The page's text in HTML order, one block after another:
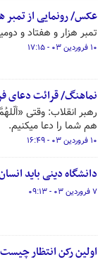
عکس/ رونمایی از تمبر
تمبر هزار و هفتاد و
۱۰ فروردین ۰۳ - ۱۷:۱۵
نماهنگ/ قرائت دعای
رهبر انقلاب: وقتی
هم شما را دعا میکنیم.
۱۰ فروردین ۰۳ - ۱۶:۴۹
دانشگاه دینی باید
۷ فروردین ۰۳ - ۰۹:۱۳
اولین رکن انتظار